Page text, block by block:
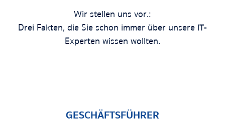
Wir stellen uns vor.:
Drei Fakten, die Sie schon immer über unsere IT-
Experten wissen wollten.
GESCHÄFTSFÜHRER